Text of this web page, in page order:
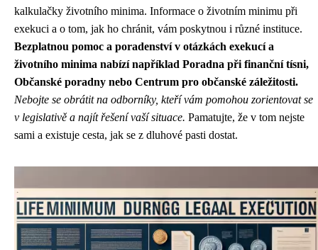
kalkulačky životního minima. Informace o životním minimu při
exekuci a o tom, jak ho chránit, vám poskytnou i různé instituce.
Bezplatnou pomoc a poradenství v otázkách exekucí a
životního minima nabízí například Poradna při finanční tísni,
Občanské poradny nebo Centrum pro občanské záležitosti.
Nebojte se obrátit na odborníky, kteří vám pomohou zorientovat se
v legislativě a najít řešení vaší situace. Pamatujte, že v tom nejste
sami a existuje cesta, jak se z dluhové pasti dostat.